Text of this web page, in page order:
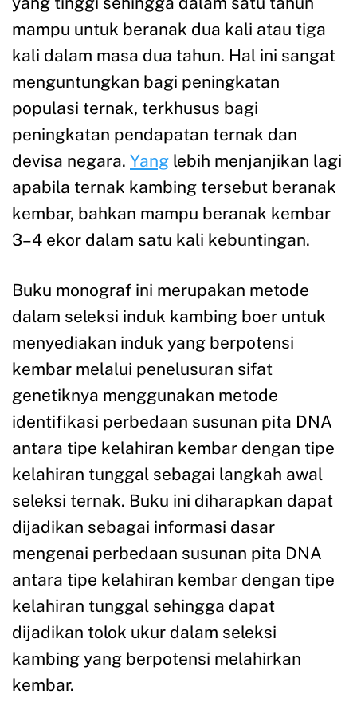
mampu untuk beranak dua kali atau tiga
kali dalam masa dua tahun. Hal ini sangat
menguntungkan bagi peningkatan
populasi ternak, terkhusus bagi
peningkatan pendapatan ternak dan
devisa negara. Yang lebih menjanjikan lagi
apabila ternak kambing tersebut beranak
kembar, bahkan mampu beranak kembar
3–4 ekor dalam satu kali kebuntingan.
Buku monograf ini merupakan metode
dalam seleksi induk kambing boer untuk
menyediakan induk yang berpotensi
kembar melalui penelusuran sifat
genetiknya menggunakan metode
identifikasi perbedaan susunan pita DNA
antara tipe kelahiran kembar dengan tipe
kelahiran tunggal sebagai langkah awal
seleksi ternak. Buku ini diharapkan dapat
dijadikan sebagai informasi dasar
mengenai perbedaan susunan pita DNA
antara tipe kelahiran kembar dengan tipe
kelahiran tunggal sehingga dapat
dijadikan tolok ukur dalam seleksi
kambing yang berpotensi melahirkan
kembar.